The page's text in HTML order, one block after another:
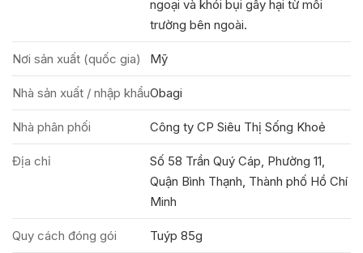
ngoại và khói bụi gây hại từ môi
trường bên ngoài.
Nơi sản xuất (quốc gia) Mỹ
Nhà sản xuất / nhập khẩuObagi
Nhà phân phối Công ty CP Siêu Thị Sống Khoẻ
Địa chỉ
Số 58 Trần Quý Cáp, Phường 11,
Quận Bình Thạnh, Thành phố Hồ Chí
Minh
Quy cách đóng gói Tuýp 85g